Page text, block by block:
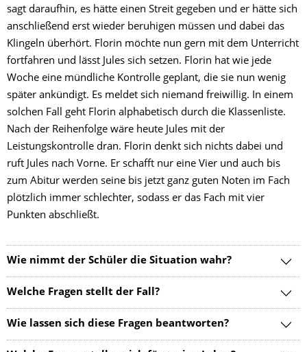
sagt daraufhin, es hätte einen Streit gegeben und er hätte sich
anschließend erst wieder beruhigen müssen und dabei das
Klingeln überhört. Florin möchte nun gern mit dem Unterricht
fortfahren und lässt Jules sich setzen. Florin hat wie jede
Woche eine mündliche Kontrolle geplant, die sie nun wenig
später ankündigt. Es meldet sich niemand freiwillig. In einem
solchen Fall geht Florin alphabetisch durch die Klassenliste.
Nach der Reihenfolge wäre heute Jules mit der
Leistungskontrolle dran. Florin denkt sich nichts dabei und
ruft Jules nach Vorne. Er schafft nur eine Vier und auch bis
zum Abitur werden seine bis jetzt ganz guten Noten im Fach
plötzlich immer schlechter, sodass er das Fach mit vier
Punkten abschließt.
Wie nimmt der Schüler die Situation wahr?
Welche Fragen stellt der Fall?
Wie lassen sich diese Fragen beantworten?